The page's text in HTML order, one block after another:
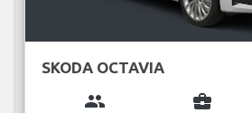
SKODA OCTAVIA
group business_center